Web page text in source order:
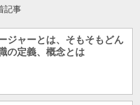
記事
ジャーとは、そもそもどん
の定義、概念とは